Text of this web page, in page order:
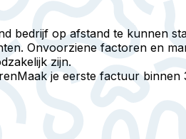
bedrijf op afstand te kunnen
Onvoorziene factoren en
zijn.
Maak je eerste factuur binnen